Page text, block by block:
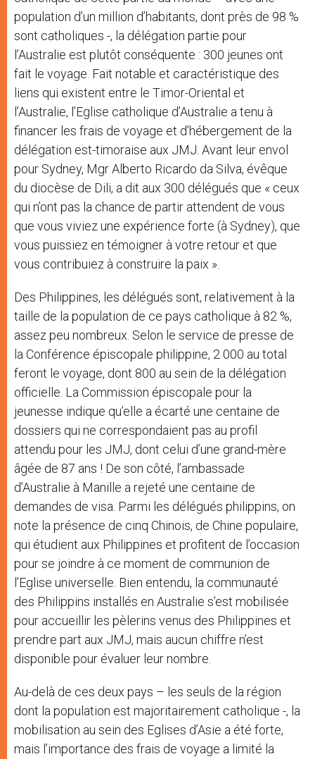
population d’un million d’habitants, dont près de 98 %
sont catholiques -, la délégation partie pour
l’Australie est plutôt conséquente : 300 jeunes ont
fait le voyage. Fait notable et caractéristique des
liens qui existent entre le Timor-Oriental et
l’Australie, l’Eglise catholique d’Australie a tenu à
financer les frais de voyage et d’hébergement de la
délégation est-timoraise aux JMJ. Avant leur envol
pour Sydney, Mgr Alberto Ricardo da Silva, évêque
du diocèse de Dili, a dit aux 300 délégués que « ceux
qui n’ont pas la chance de partir attendent de vous
que vous viviez une expérience forte (à Sydney), que
vous puissiez en témoigner à votre retour et que
vous contribuiez à construire la paix ».
Des Philippines, les délégués sont, relativement à la
taille de la population de ce pays catholique à 82 %,
assez peu nombreux. Selon le service de presse de
la Conférence épiscopale philippine, 2 000 au total
feront le voyage, dont 800 au sein de la délégation
officielle. La Commission épiscopale pour la
jeunesse indique qu’elle a écarté une centaine de
dossiers qui ne correspondaient pas au profil
attendu pour les JMJ, dont celui d’une grand-mère
âgée de 87 ans ! De son côté, l’ambassade
d’Australie à Manille a rejeté une centaine de
demandes de visa. Parmi les délégués philippins, on
note la présence de cinq Chinois, de Chine populaire,
qui étudient aux Philippines et profitent de l’occasion
pour se joindre à ce moment de communion de
l’Eglise universelle. Bien entendu, la communauté
des Philippins installés en Australie s’est mobilisée
pour accueillir les pèlerins venus des Philippines et
prendre part aux JMJ, mais aucun chiffre n’est
disponible pour évaluer leur nombre.
Au-delà de ces deux pays – les seuls de la région
dont la population est majoritairement catholique -, la
mobilisation au sein des Eglises d’Asie a été forte,
mais l’importance des frais de voyage a limité la